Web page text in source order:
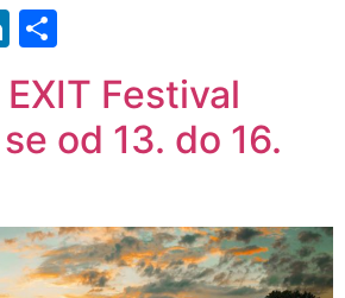
LinkedIn
Festival
od 13. do 16.